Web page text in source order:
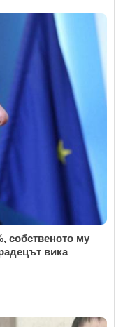
собственото му
вика